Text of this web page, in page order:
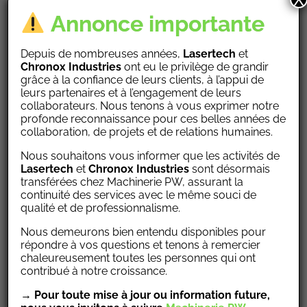
Industrie scientifique, simple paroi, double paroi,
installation de ferrules, installation de jauge
pression, fini miroir.
Scientifique
De l’équipement lourd et imposant est employé dans
ce secteur et, peu importe la taille, la précision est
l’élément clé. C’est à Chronox que l’on s’adresse pour
Annonce importante
Depuis de nombreuses années, Lasertech et
Chronox Industries ont eu le privilège de grandir
grâce à la confiance de leurs clients, à l’appui de
leurs partenaires et à l’engagement de leurs
collaborateurs. Nous tenons à vous exprimer notre
profonde reconnaissance pour ces belles années de
collaboration, de projets et de relations humaines.
Nous souhaitons vous informer que les activités de
Lasertech etChronox Industries sont désormais
transférées chez Machinerie PW, assurant la
continuité des services avec le même souci de
qualité et de professionnalisme.
Nous demeurons bien entendu disponibles pour
répondre à vos questions et tenons à remercier
chaleureusement toutes les personnes qui ont
contribué à notre croissance.
→ Pour toute mise à jour ou information future,